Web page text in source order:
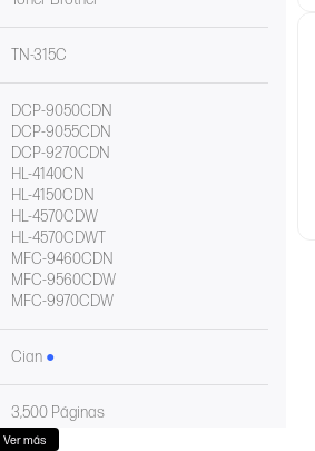
TN-315C
DCP-9050CDN
DCP-9055CDN
DCP-9270CDN
HL-4140CN
HL-4150CDN
HL-4570CDW
HL-4570CDWT
MFC-9460CDN
MFC-9560CDW
MFC-9970CDW
Cian ●
3,500 Páginas
Ver más